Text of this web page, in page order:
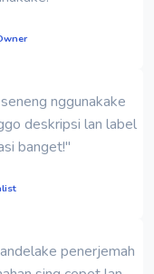
nggunakake
deskripsi lan label
banget!"
penerjemah